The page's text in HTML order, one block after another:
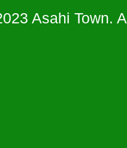
Asahi Town.